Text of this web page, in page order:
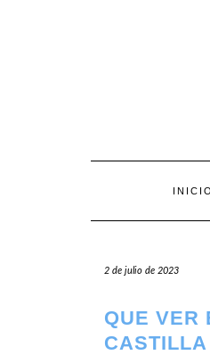
INICIO
2 de julio de 2023
QUE VER